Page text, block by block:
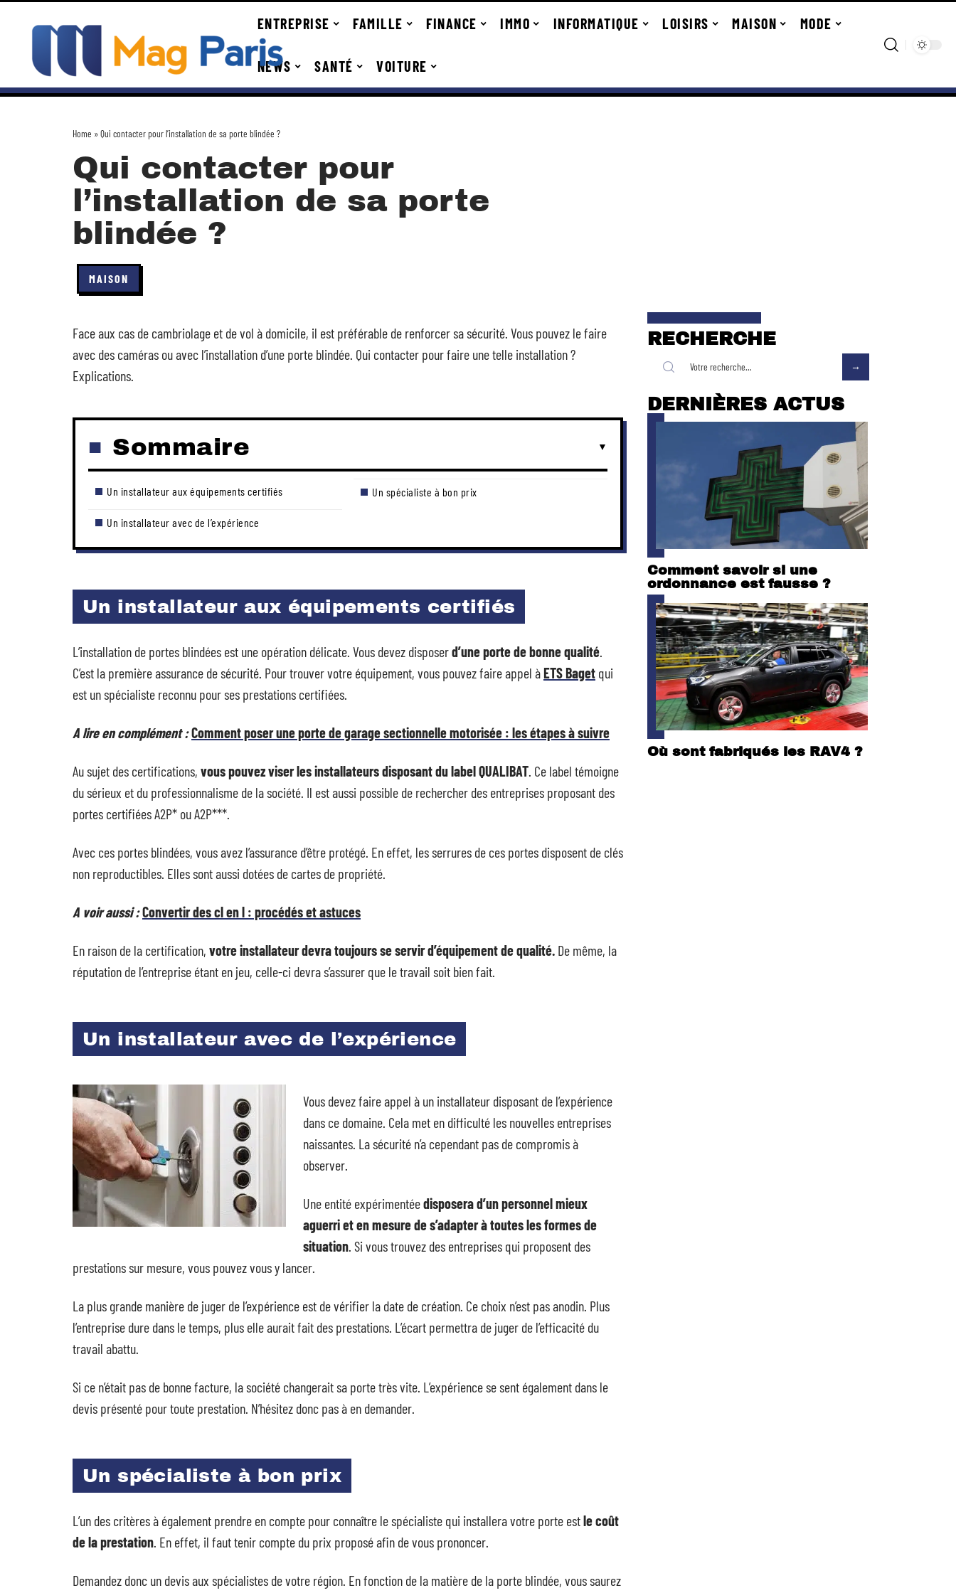
ENTREPRISE FAMILLE FINANCE IMMO INFORMATIQUE LOISIRS MAISON MODE
NEWS SANTÉ VOITURE
Home »Qui contacter pour l’installation de sa porte blindée ?
Qui contacter pour
l’installation de sa porte
blindée ?
MAISON
Face aux cas de cambriolage et de vol à domicile, il est préférable de renforcer sa sécurité. Vous pouvez le faire
avec des caméras ou avec l’installation d’une porte blindée. Qui contacter pour faire une telle installation ?
Explications.
Sommaire
Un installateur aux équipements certifiés
Un installateur avec de l’expérience
Un spécialiste à bon prix
Un installateur aux équipements certifiés
L’installation de portes blindées est une opération délicate. Vous devez disposerd’une porte de bonne qualité.
C’est la première assurance de sécurité. Pour trouver votre équipement, vous pouvez faire appel àETS Baget qui
est un spécialiste reconnu pour ses prestations certifiées.
A lire en complément :Comment poser une porte de garage sectionnelle motorisée : les étapes à suivre
Au sujet des certifications, vous pouvez viser les installateurs disposant du label QUALIBAT. Ce label témoigne
du sérieux et du professionnalisme de la société. Il est aussi possible de rechercher des entreprises proposant des
portes certifiées A2P* ou A2P***.
Avec ces portes blindées, vous avez l’assurance d’être protégé. En effet, les serrures de ces portes disposent de clés
non reproductibles. Elles sont aussi dotées de cartes de propriété.
A voir aussi :Convertir des cl en l : procédés et astuces
En raison de la certification, votre installateur devra toujours se servir d’équipement de qualité. De même, la
réputation de l’entreprise étant en jeu, celle-ci devra s’assurer que le travail soit bien fait.
Un installateur avec de l’expérience
Vous devez faire appel à un installateur disposant de l’expérience
dans ce domaine. Cela met en difficulté les nouvelles entreprises
naissantes. La sécurité n’a cependant pas de compromis à
observer.
Une entité expérimentéedisposera d’un personnel mieux
aguerri et en mesure de s’adapter à toutes les formes de
situation. Si vous trouvez des entreprises qui proposent des
prestations sur mesure, vous pouvez vous y lancer.
La plus grande manière de juger de l’expérience est de vérifier la date de création. Ce choix n’est pas anodin. Plus
l’entreprise dure dans le temps, plus elle aurait fait des prestations. L’écart permettra de juger de l’efficacité du
travail abattu.
Si ce n’était pas de bonne facture, la société changerait sa porte très vite. L’expérience se sent également dans le
devis présenté pour toute prestation. N’hésitez donc pas à en demander.
Un spécialiste à bon prix
L’un des critères à également prendre en compte pour connaître le spécialiste qui installera votre porte estle coût
de la prestation. En effet, il faut tenir compte du prix proposé afin de vous prononcer.
Demandez donc un devis aux spécialistes de votre région. En fonction de la matière de la porte blindée, vous saurez
RECHERCHE
DERNIÈRES ACTUS
Comment savoir si une
ordonnance est fausse ?
Où sont fabriqués les RAV4 ?